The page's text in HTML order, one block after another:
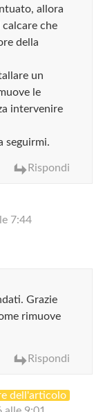
allora
che
della
un
le
intervenire
seguirmi.
Rispondi
7:44
Grazie
rimuove
Rispondi
dell'articolo